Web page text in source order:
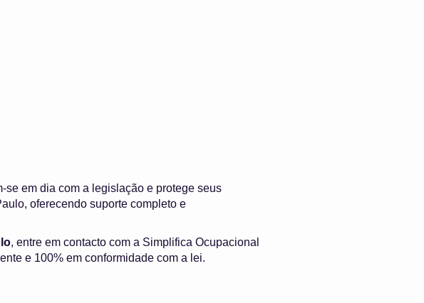
em dia com a legislação e protege seus
oferecendo suporte completo e
, entre em contacto com a Simplifica Ocupacional
e 100% em conformidade com a lei.